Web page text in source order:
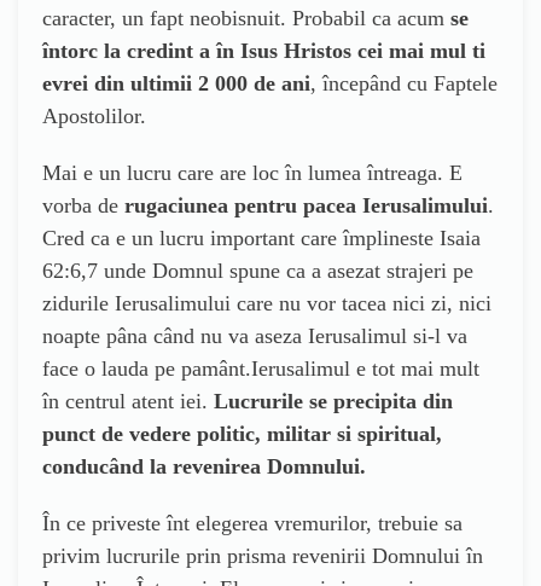
caracter, un fapt neobisnuit. Probabil ca acum se
întorc la credint a în Isus Hristos cei mai mul ti
evrei din ultimii 2 000 de ani, începând cu Faptele
Apostolilor.
Mai e un lucru care are loc în lumea întreaga. E
vorba de rugaciunea pentru pacea Ierusalimului.
Cred ca e un lucru important care împlineste Isaia
62:6,7 unde Domnul spune ca a asezat strajeri pe
zidurile Ierusalimului care nu vor tacea nici zi, nici
noapte pâna când nu va aseza Ierusalimul si-l va
face o lauda pe pamânt.Ierusalimul e tot mai mult
în centrul atent iei. Lucrurile se precipita din
punct de vedere politic, militar si spiritual,
conducând la revenirea Domnului.
În ce priveste înt elegerea vremurilor, trebuie sa
privim lucrurile prin prisma revenirii Domnului în